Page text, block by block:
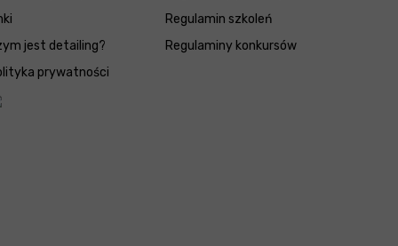
jest detailing?
prywatności
Regulamin szkoleń
Regulaminy konkursów